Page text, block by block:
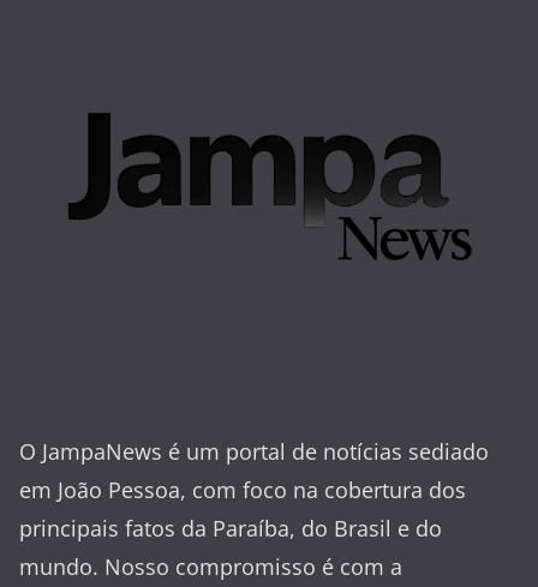
O JampaNews é um portal de notícias sediado
em João Pessoa, com foco na cobertura dos
principais fatos da Paraíba, do Brasil e do
mundo. Nosso compromisso é com a